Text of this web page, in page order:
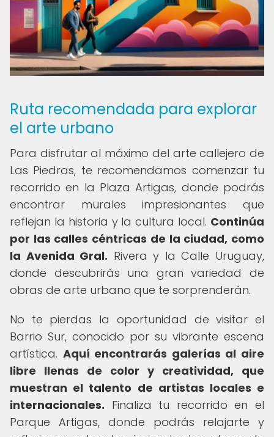
Ruta recomendada para explorar
el arte urbano
Para disfrutar al máximo del arte callejero de
Las Piedras, te recomendamos comenzar tu
recorrido en la Plaza Artigas, donde podrás
encontrar murales impresionantes que
reflejan la historia y la cultura local. Continúa
por las calles céntricas de la ciudad, como
la Avenida Gral. Rivera y la Calle Uruguay,
donde descubrirás una gran variedad de
obras de arte urbano que te sorprenderán.
No te pierdas la oportunidad de visitar el
Barrio Sur, conocido por su vibrante escena
artística. Aquí encontrarás galerías al aire
libre llenas de color y creatividad, que
muestran el talento de artistas locales e
internacionales. Finaliza tu recorrido en el
Parque Artigas, donde podrás relajarte y